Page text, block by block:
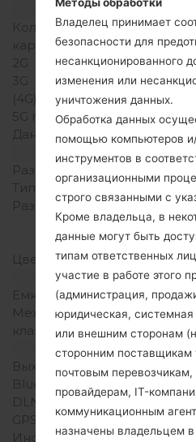
Сеть и
Количество мест для сим
карты
1
2G
3G
-
(4G) LTE
5G network
-
Данные
Размер экрана
Тип экрана
Разрешение экрана
Цвета экрана
Аккумулятор и
Емкость аккумулятора
Механическая
клавиатура
Выход для аудио
-
Bluetooth
DLNA
GPS
-
Инфракрасный порт
Методы обработки
Владелец принимает
безопасности для
несанкционированного
изменения или
уничтожения данных.
Обработка данных
помощью компьютеров
инструментов в
организационными
строго связанными с
Кроме владельца, в
данные могут быть
типам ответственных
участие в работе этого
(администрация,
юридическая,
или внешним сторонам
сторонним поставщикам
почтовым перевозчикам,
провайдерам, IT-
коммуникационным
назначены владельцем